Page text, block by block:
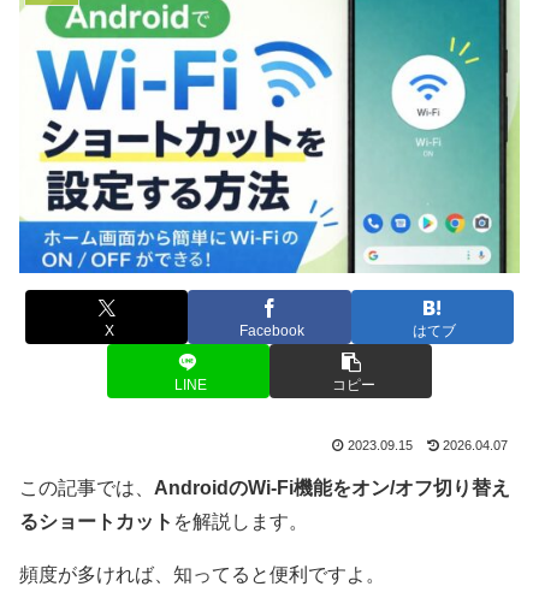
X Facebook はてブ
LINE コピー
2023.09.15 2026.04.07
この記事では、 AndroidのWi-Fi機能をオン/オフ切り替え
るショートカット を解説します。
頻度が多ければ、知ってると便利ですよ。